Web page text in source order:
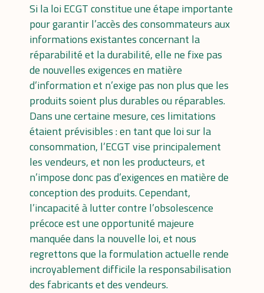
Si la loi ECGT constitue une étape importante
pour garantir l’accès des consommateurs aux
informations existantes concernant la
réparabilité et la durabilité, elle ne fixe pas
de nouvelles exigences en matière
d’information et n’exige pas non plus que les
produits soient plus durables ou réparables.
Dans une certaine mesure, ces limitations
étaient prévisibles : en tant que loi sur la
consommation, l’ECGT vise principalement
les vendeurs, et non les producteurs, et
n’impose donc pas d’exigences en matière de
conception des produits. Cependant,
l’incapacité à lutter contre l’obsolescence
précoce est une opportunité majeure
manquée dans la nouvelle loi, et nous
regrettons que la formulation actuelle rende
incroyablement difficile la responsabilisation
des fabricants et des vendeurs.